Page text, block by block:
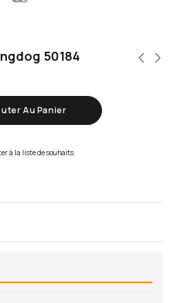
50184
Au Panier
à la liste de souhaits